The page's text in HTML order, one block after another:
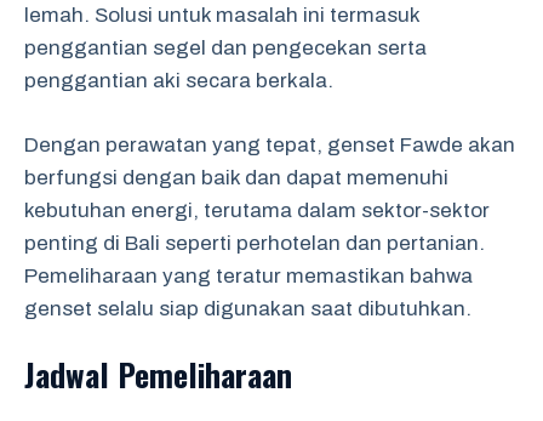
lemah. Solusi untuk masalah ini termasuk
penggantian segel dan pengecekan serta
penggantian aki secara berkala.
Dengan perawatan yang tepat, genset Fawde akan
berfungsi dengan baik dan dapat memenuhi
kebutuhan energi, terutama dalam sektor-sektor
penting di Bali seperti perhotelan dan pertanian.
Pemeliharaan yang teratur memastikan bahwa
genset selalu siap digunakan saat dibutuhkan.
Jadwal Pemeliharaan